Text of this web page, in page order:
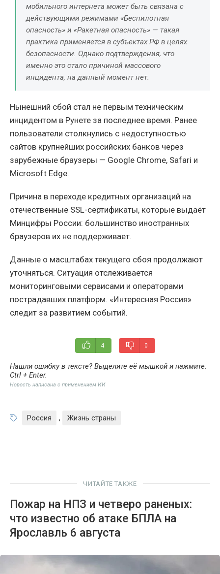
мобильного интернета может быть связана с
действующими режимами «Беспилотная
опасность» и «Ракетная опасность» — такая
практика применяется в субъектах РФ в целях
безопасности. Однако подтверждения, что
именно это стало причиной массового
инцидента, на данный момент нет.
Нынешний сбой стал не первым техническим
инцидентом в Рунете за последнее время. Ранее
пользователи столкнулись с недоступностью
сайтов крупнейших российских банков через
зарубежные браузеры — Google Chrome, Safari и
Microsoft Edge.
Причина в переходе кредитных организаций на
отечественные SSL-сертификаты, которые выдаёт
Минцифры России: большинство иностранных
браузеров их не поддерживает.
Данные о масштабах текущего сбоя продолжают
уточняться. Ситуация отслеживается
мониторинговыми сервисами и операторами
пострадавших платформ. «Интересная Россия»
следит за развитием событий.
4 0
Нашли ошибку в тексте? Выделите её мышкой и нажмите:
Ctrl + Enter.
Новость написана с применением ИИ
Россия , Жизнь страны
ЧИТАЙТЕ ТАКЖЕ
Пожар на НПЗ и четверо раненых:
что известно об атаке БПЛА на
Ярославль 6 августа